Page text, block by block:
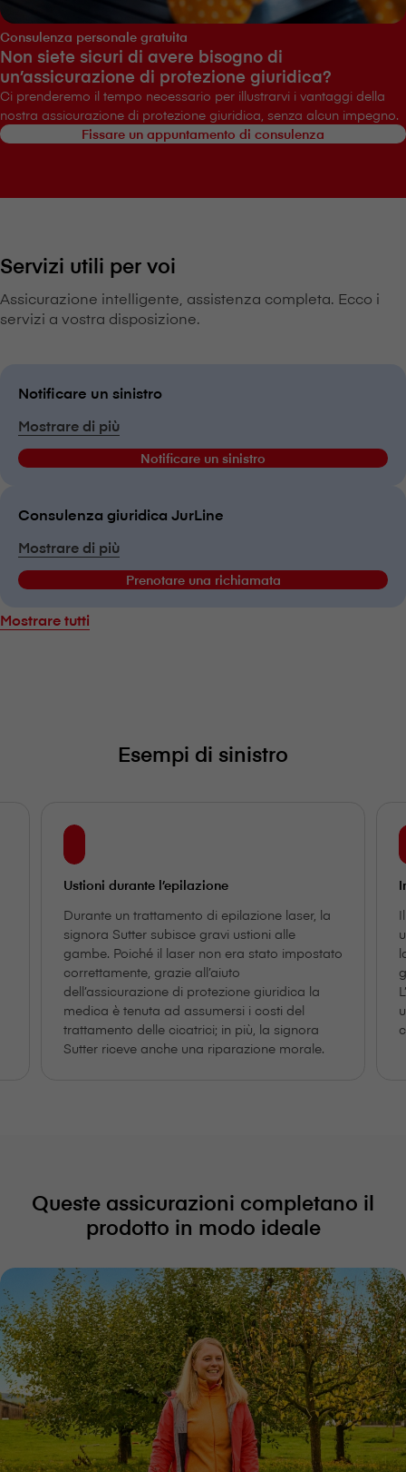
Consulenza personale gratuita
Non siete sicuri di avere bisogno di
un’assicurazione di protezione giuridica?
Ci prenderemo il tempo necessario per illustrarvi i vantaggi della
nostra assicurazione di protezione giuridica, senza alcun impegno.
Fissare un appuntamento di consulenza
Servizi utili per voi
Assicurazione intelligente, assistenza completa. Ecco i
servizi a vostra disposizione.
Notificare un sinistro
Mostrare di più
Notificare un sinistro
Consulenza giuridica JurLine
Mostrare di più
Prenotare una richiamata
Mostrare tutti
Esempi di sinistro
Ustioni durante l’epilazione
Durante un trattamento di epilazione laser, la
signora Sutter subisce gravi ustioni alle
gambe. Poiché il laser non era stato impostato
correttamente, grazie all’aiuto
dell’assicurazione di protezione giuridica la
medica è tenuta ad assumersi i costi del
trattamento delle cicatrici; in più, la signora
Sutter riceve anche una riparazione morale.
Queste assicurazioni completano il
prodotto in modo ideale